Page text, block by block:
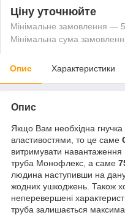
Ціну уточнюйте
Мінімальне замовлення —
Мінімальна сума
Опис Характеристики
Опис
Якщо Вам необхідна
властивостями, то це саме
витримувати навантаження
труба Монофлекс, а саме
людина наступивши на
жодних ушкоджень. Також
неперевершені
труба залишається